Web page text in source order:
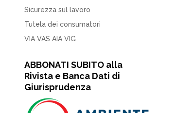
Sicurezza sul lavoro
Tutela dei consumatori
VIA VAS AIA VIG
ABBONATI SUBITO alla
Rivista e Banca Dati di
Giurisprudenza